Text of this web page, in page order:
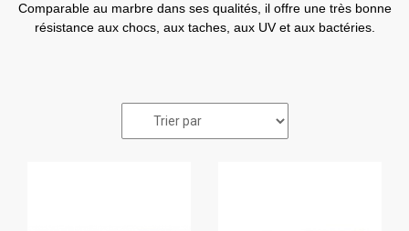
Comparable au marbre dans ses qualités, il offre une très bonne
résistance aux chocs, aux taches, aux UV et aux bactéries.